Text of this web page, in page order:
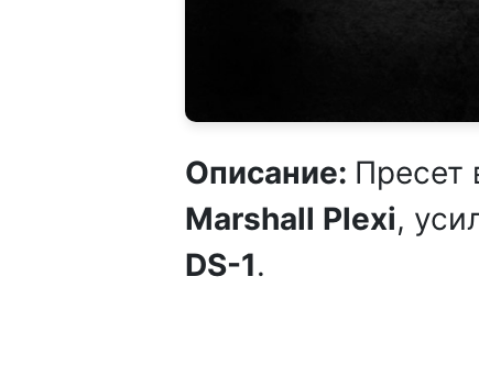
Описание: Пресет
Marshall Plexi,
DS-1.